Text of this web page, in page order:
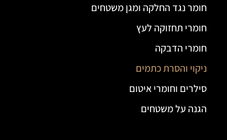
חומר נגד החלקה ומגן משטחים
חומרי תחזוקה לעץ
חומרי הדבקה
ניקוי והסרת כתמים
סילרים וחומרי איטום
הגנה על משטחים